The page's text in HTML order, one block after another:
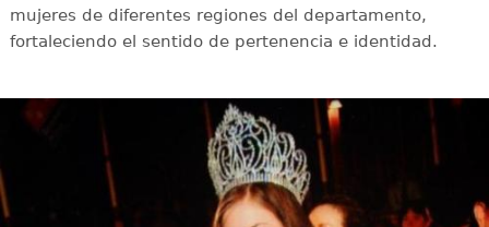
mujeres de diferentes regiones del departamento,
fortaleciendo el sentido de pertenencia e identidad.